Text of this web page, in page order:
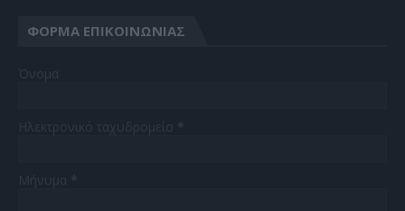
ΦΌΡΜΑ ΕΠΙΚΟΙΝΩΝΊΑΣ